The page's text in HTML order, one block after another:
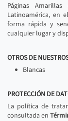
Páginas
Latinoamérica, en
forma rápida y
cualquier lugar y
OTROS DE
Blancas
PROTECCIÓN DE
La política de
consultada en